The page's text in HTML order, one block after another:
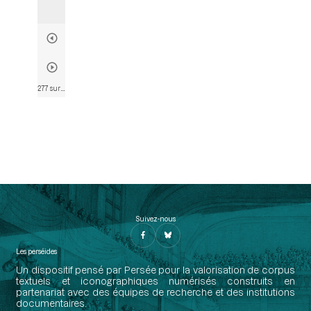
Suivez-nous
Les perséides
Un dispositif pensé par Persée pour la valorisation de corpus
textuels et iconographiques numérisés construits en
partenariat avec des équipes de recherche et des institutions
documentaires.